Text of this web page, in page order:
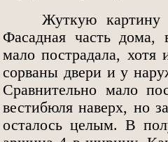
Жуткую картину
Фасадная часть дома,
мало пострадала,
сорваны двери и у
Сравнительно мало
вестибюля наверх, но
осталось целым. В